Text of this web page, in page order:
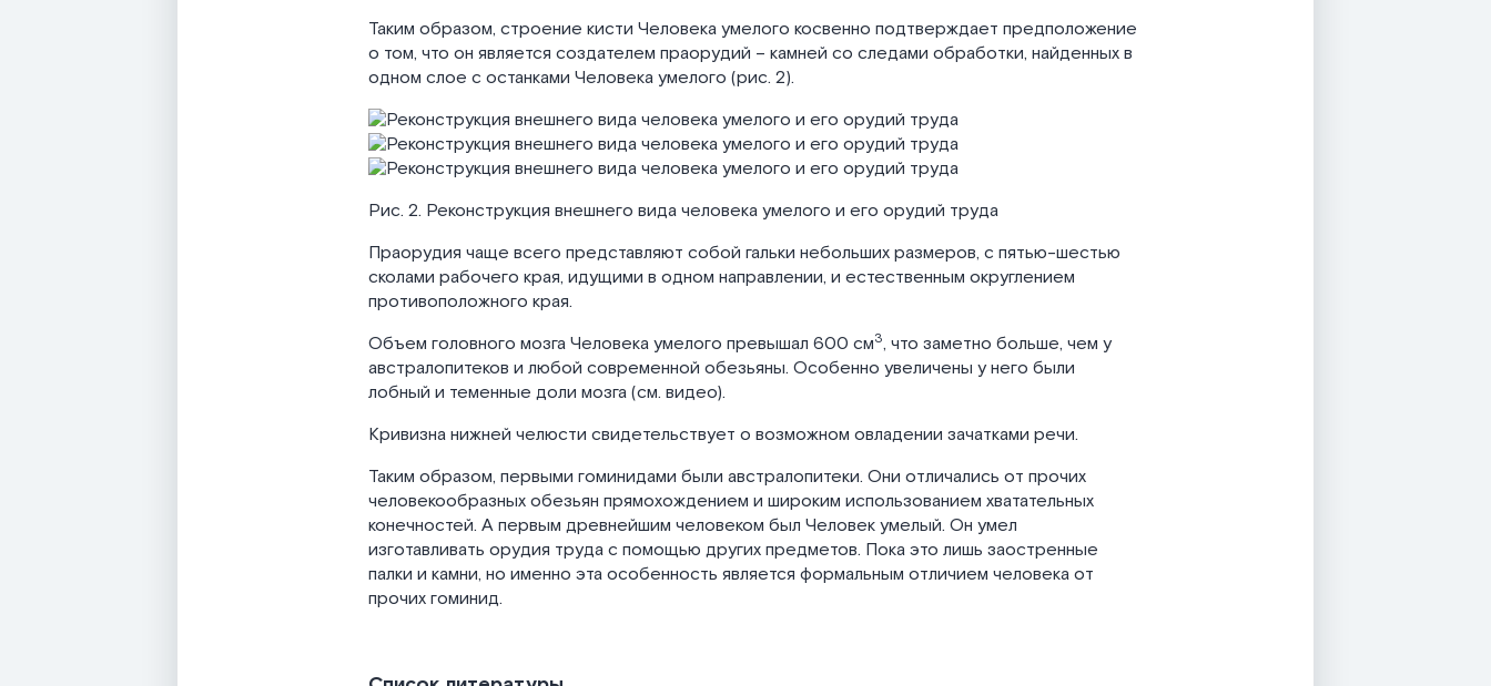
Таким образом, строение кисти Человека умелого косвенно подтверждает предположение
о том, что он является создателем праорудий – камней со следами обработки, найденных в
одном слое с останками Человека умелого (рис. 2).
Рис. 2. Реконструкция внешнего вида человека умелого и его орудий труда
Праорудия чаще всего представляют собой гальки небольших размеров, с пятью-шестью
сколами рабочего края, идущими в одном направлении, и естественным округлением
противоположного края.
Объем головного мозга Человека умелого превышал 600 см3, что заметно больше, чем у
австралопитеков и любой современной обезьяны. Особенно увеличены у него были
лобный и теменные доли мозга (см. видео).
Кривизна нижней челюсти свидетельствует о возможном овладении зачатками речи.
Таким образом, первыми гоминидами были австралопитеки. Они отличались от прочих
человекообразных обезьян прямохождением и широким использованием хватательных
конечностей. А первым древнейшим человеком был Человек умелый. Он умел
изготавливать орудия труда с помощью других предметов. Пока это лишь заостренные
палки и камни, но именно эта особенность является формальным отличием человека от
прочих гоминид.